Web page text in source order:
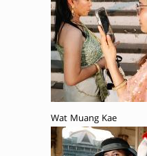
Wat Muang Kae